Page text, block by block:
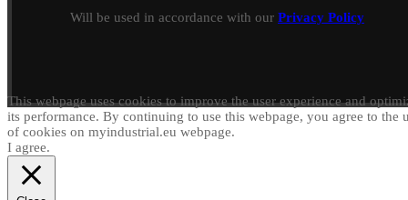
Will be used in accordance with our Privacy Policy
This webpage uses cookies to improve the user experience and
its performance. By continuing to use this webpage, you agree to the
of cookies on myindustrial.eu webpage.
I agree.